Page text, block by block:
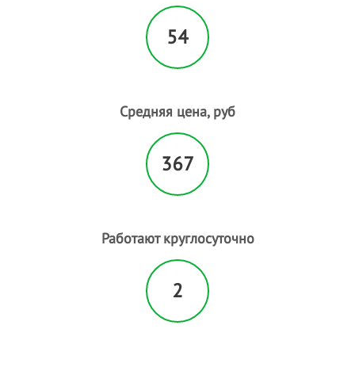
54
Средняя цена, руб
367
Работают круглосуточно
2